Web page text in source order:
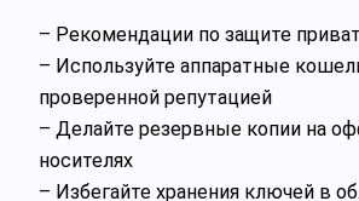
– Рекомендации по защите
– Используйте аппаратные
проверенной репутацией
– Делайте резервные копии на
носителях
– Избегайте хранения ключей в